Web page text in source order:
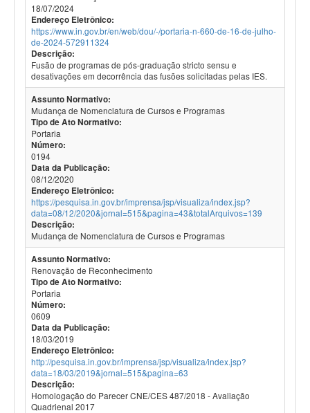
18/07/2024
Endereço Eletrônico:
https://www.in.gov.br/en/web/dou/-/portaria-n-660-de-16-de-julho-
de-2024-572911324
Descrição:
Fusão de programas de pós-graduação stricto sensu e
desativações em decorrência das fusões solicitadas pelas IES.
Assunto Normativo:
Mudança de Nomenclatura de Cursos e Programas
Tipo de Ato Normativo:
Portaria
Número:
0194
Data da Publicação:
08/12/2020
Endereço Eletrônico:
https://pesquisa.in.gov.br/imprensa/jsp/visualiza/index.jsp?
data=08/12/2020&jornal=515&pagina=43&totalArquivos=139
Descrição:
Mudança de Nomenclatura de Cursos e Programas
Assunto Normativo:
Renovação de Reconhecimento
Tipo de Ato Normativo:
Portaria
Número:
0609
Data da Publicação:
18/03/2019
Endereço Eletrônico:
http://pesquisa.in.gov.br/imprensa/jsp/visualiza/index.jsp?
data=18/03/2019&jornal=515&pagina=63
Descrição:
Homologação do Parecer CNE/CES 487/2018 - Avaliação
Quadrienal 2017